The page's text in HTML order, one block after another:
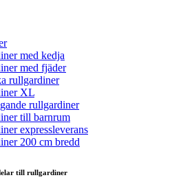
med kedja
med fjäder
rullgardiner
XL
rullgardiner
till barnrum
expressleverans
200 cm bredd
till rullgardiner